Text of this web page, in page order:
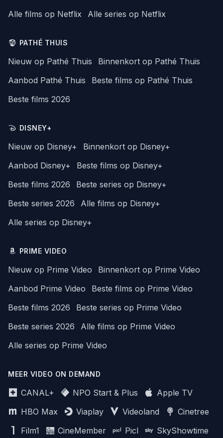
Alle films op Netflix
Alle series op Netflix
PATHÉ THUIS
Nieuw op Pathé Thuis
Binnenkort op Pathé Thuis
Aanbod Pathé Thuis
Beste films op Pathé Thuis
Beste films 2026
DISNEY+
Nieuw op Disney+
Binnenkort op Disney+
Aanbod Disney+
Beste films op Disney+
Beste films 2026
Beste series op Disney+
Beste series 2026
Alle films op Disney+
Alle series op Disney+
PRIME VIDEO
Nieuw op Prime Video
Binnenkort op Prime Video
Aanbod Prime Video
Beste films op Prime Video
Beste films 2026
Beste series op Prime Video
Beste series 2026
Alle films op Prime Video
Alle series op Prime Video
MEER VIDEO ON DEMAND
CANAL+ NPO Start & Plus
Apple TV
HBO Max
Viaplay Videoland
Cinetree
Film1
CineMember Picl SkyShowtime